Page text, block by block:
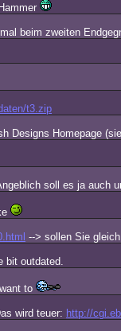
beim zweiten
t3.zip
Designs Homepage
soll es ja auch
--> sollen Sie
bit outdated.
to
wird teuer: http://